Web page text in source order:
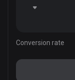
Conversion rate